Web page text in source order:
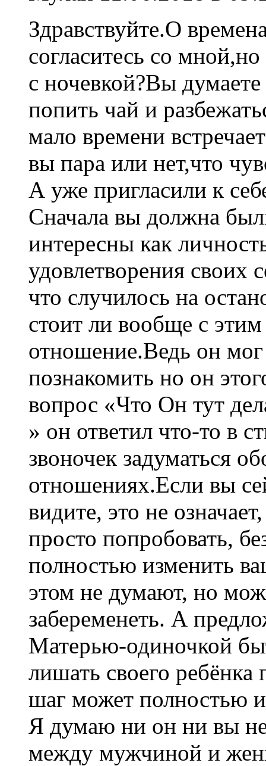
Здравствуйте.О
согласитесь со
с ночевкой?Вы
попить чай и
мало времени
вы пара или нет,что
А уже пригласили к
Сначала вы должна
интересны как
удовлетворения своих
что случилось на
стоит ли вообще с
отношение.Ведь он
познакомить но он
вопрос «Что Он тут
» он ответил что-то в
звоночек задуматься
отношениях.Если вы
видите, это не
просто попробовать,
полностью изменить
этом не думают, но
забеременеть. А
Матерью-одиночкой
лишать своего
шаг может полностью
Я думаю ни он ни вы
между мужчиной и